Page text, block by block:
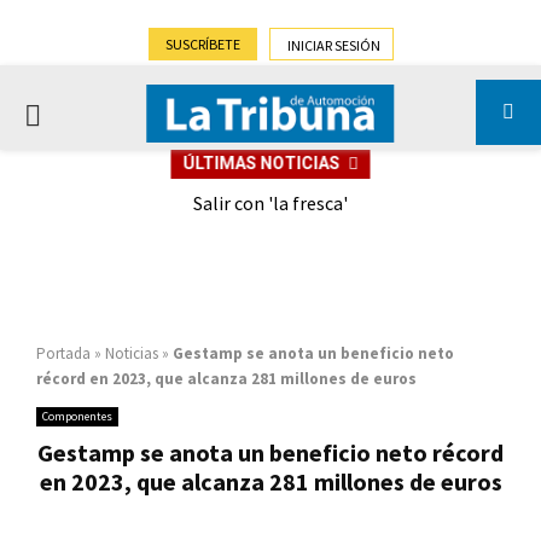
SUSCRÍBETE INICIAR SESIÓN
PRIMARY
ÚLTIMAS NOTICIAS
Salir con 'la fresca'
Portada » Noticias » Gestamp se anota un beneficio neto
récord en 2023, que alcanza 281 millones de euros
Componentes
Gestamp se anota un beneficio neto récord
en 2023, que alcanza 281 millones de euros